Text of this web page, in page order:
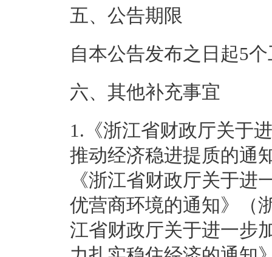
五、公告期限
自本公告发布之日起5
六、其他补充事宜
1.《浙江省财政厅关于
推动经济稳进提质的通
《浙江省财政厅关于
优营商环境的通知》（
江省财政厅关于进一步